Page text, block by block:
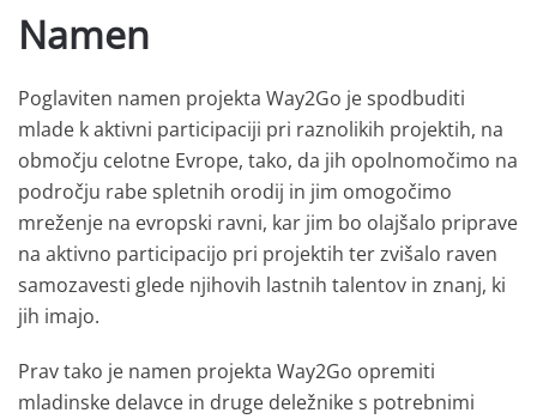
Namen
Poglaviten namen projekta Way2Go je spodbuditi
mlade k aktivni participaciji pri raznolikih projektih, na
območju celotne Evrope, tako, da jih opolnomočimo na
področju rabe spletnih orodij in jim omogočimo
mreženje na evropski ravni, kar jim bo olajšalo priprave
na aktivno participacijo pri projektih ter zvišalo raven
samozavesti glede njihovih lastnih talentov in znanj, ki
jih imajo.
Prav tako je namen projekta Way2Go opremiti
mladinske delavce in druge deležnike s potrebnimi